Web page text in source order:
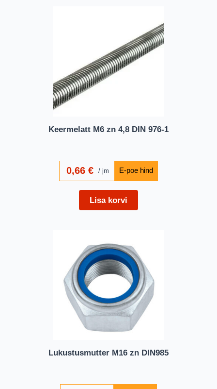
Keermelatt M6 zn 4,8 DIN 976-1
0,66 € jm
Lisa korvi
Lukustusmutter M16 zn DIN985